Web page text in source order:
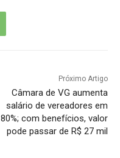
Próximo Artigo
Câmara de VG aumenta
salário de vereadores em
80%; com benefícios, valor
pode passar de R$ 27 mil